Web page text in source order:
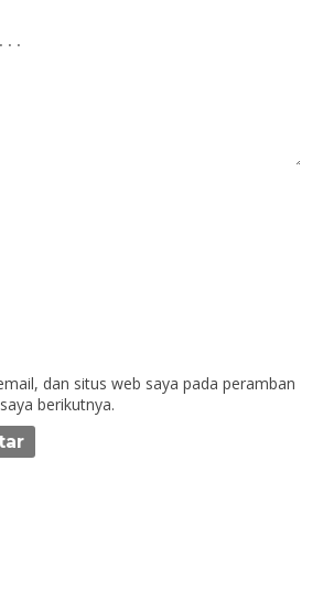
dan situs web saya pada peramban
berikutnya.